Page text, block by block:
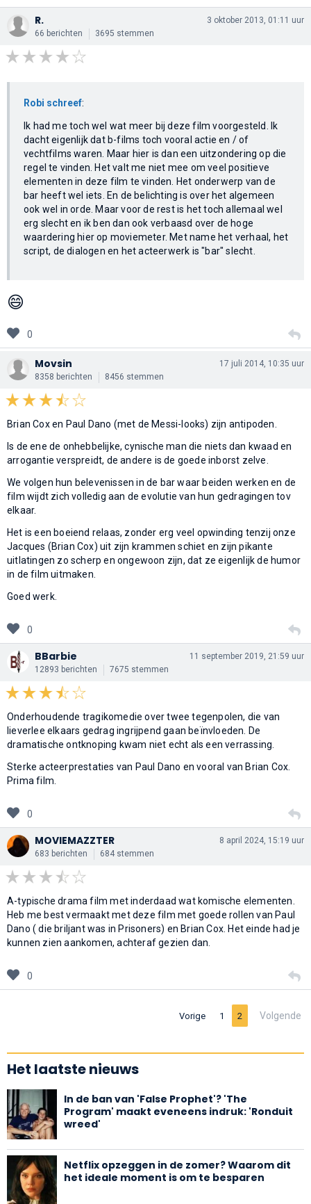
R.
66 berichten 3695 stemmen
3 oktober 2013, 01:11 uur
Robi schreef:
Ik had me toch wel wat meer bij deze film voorgesteld. Ik
dacht eigenlijk dat b-films toch vooral actie en / of
vechtfilms waren. Maar hier is dan een uitzondering op die
regel te vinden. Het valt me niet mee om veel positieve
elementen in deze film te vinden. Het onderwerp van de
bar heeft wel iets. En de belichting is over het algemeen
ook wel in orde. Maar voor de rest is het toch allemaal wel
erg slecht en ik ben dan ook verbaasd over de hoge
waardering hier op moviemeter. Met name het verhaal, het
script, de dialogen en het acteerwerk is "bar" slecht.
😄
0
Movsin
8358 berichten 8456 stemmen
17 juli 2014, 10:35 uur
Brian Cox en Paul Dano (met de Messi-looks) zijn antipoden.
Is de ene de onhebbelijke, cynische man die niets dan kwaad en
arrogantie verspreidt, de andere is de goede inborst zelve.
We volgen hun belevenissen in de bar waar beiden werken en de
film wijdt zich volledig aan de evolutie van hun gedragingen tov
elkaar.
Het is een boeiend relaas, zonder erg veel opwinding tenzij onze
Jacques (Brian Cox) uit zijn krammen schiet en zijn pikante
uitlatingen zo scherp en ongewoon zijn, dat ze eigenlijk de humor
in de film uitmaken.
Goed werk.
0
BBarbie
12893 berichten 7675 stemmen
11 september 2019, 21:59 uur
Onderhoudende tragikomedie over twee tegenpolen, die van
lieverlee elkaars gedrag ingrijpend gaan beïnvloeden. De
dramatische ontknoping kwam niet echt als een verrassing.
Sterke acteerprestaties van Paul Dano en vooral van Brian Cox.
Prima film.
0
MOVIEMAZZTER
683 berichten 684 stemmen
8 april 2024, 15:19 uur
A-typische drama film met inderdaad wat komische elementen.
Heb me best vermaakt met deze film met goede rollen van Paul
Dano ( die briljant was in Prisoners) en Brian Cox. Het einde had je
kunnen zien aankomen, achteraf gezien dan.
0
Vorige 1 2 Volgende
Het laatste nieuws
In de ban van 'False Prophet'? 'The
Program' maakt eveneens indruk: 'Ronduit
wreed'
Netflix opzeggen in de zomer? Waarom dit
het ideale moment is om te besparen